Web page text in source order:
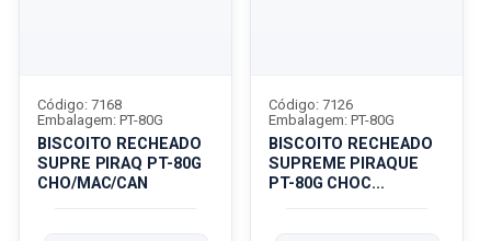
BISCOITO RECHEADO
SUPRE PIRAQ PT-80G
CHO/MAC/CAN
Código: 7168
Embalagem: PT-80G
BISCOITO RECHEADO
SUPREME PIRAQUE
PT-80G CHOC
Código: 7126
Embalagem: PT-80G